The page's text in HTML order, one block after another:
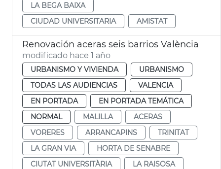
LA BEGA BAIXA
CIUDAD UNIVERSITARIA
AMISTAT
Renovación aceras seis barrios València
modificado hace 1 año
URBANISMO Y VIVIENDA
URBANISMO
TODAS LAS AUDIENCIAS
VALENCIA
EN PORTADA
EN PORTADA TEMÁTICA
NORMAL
MALILLA
ACERAS
VORERES
ARRANCAPINS
TRINITAT
LA GRAN VIA
HORTA DE SENABRE
CIUTAT UNIVERSITÀRIA
LA RAISOSA